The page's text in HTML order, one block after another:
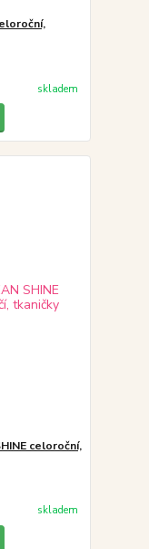
skladem
celoroční,
skladem